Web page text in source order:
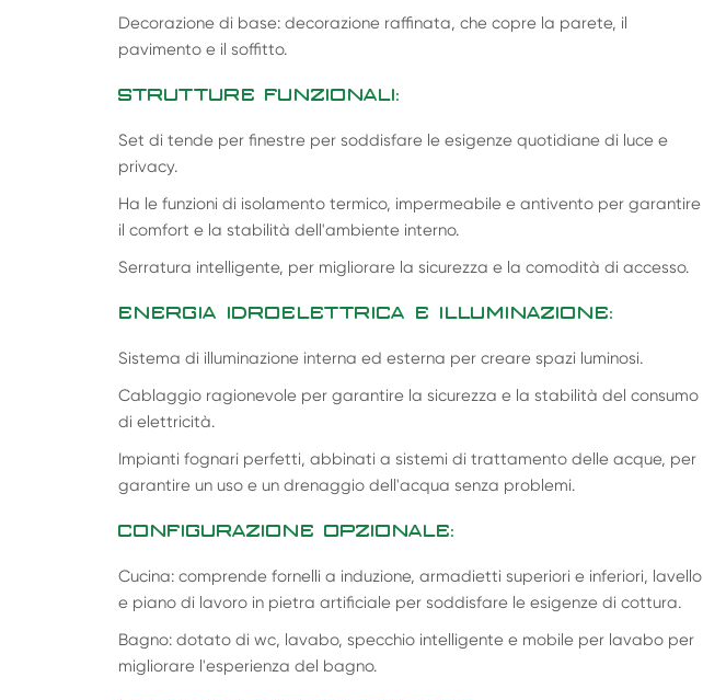
Decorazione di base: decorazione raffinata, che copre la parete, il
pavimento e il soffitto.
STRUTTURE FUNZIONALI:
Set di tende per finestre per soddisfare le esigenze quotidiane di luce e
privacy.
Ha le funzioni di isolamento termico, impermeabile e antivento per garantire
il comfort e la stabilità dell'ambiente interno.
Serratura intelligente, per migliorare la sicurezza e la comodità di accesso.
ENERGIA IDROELETTRICA E ILLUMINAZIONE:
Sistema di illuminazione interna ed esterna per creare spazi luminosi.
Cablaggio ragionevole per garantire la sicurezza e la stabilità del consumo
di elettricità.
Impianti fognari perfetti, abbinati a sistemi di trattamento delle acque, per
garantire un uso e un drenaggio dell'acqua senza problemi.
CONFIGURAZIONE OPZIONALE:
Cucina: comprende fornelli a induzione, armadietti superiori e inferiori, lavello
e piano di lavoro in pietra artificiale per soddisfare le esigenze di cottura.
Bagno: dotato di wc, lavabo, specchio intelligente e mobile per lavabo per
migliorare l'esperienza del bagno.